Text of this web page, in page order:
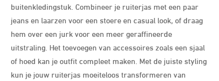
buitenkledingstuk. Combineer je ruiterjas met een paar
jeans en laarzen voor een stoere en casual look, of draag
hem over een jurk voor een meer geraffineerde
uitstraling. Het toevoegen van accessoires zoals een sjaal
of hoed kan je outfit compleet maken. Met de juiste styling
kun je jouw ruiterjas moeiteloos transformeren van